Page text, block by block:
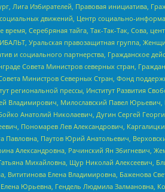
Избирателей, Правовая инициатива,
движений, Центр социально-
Серебряная тайга, Так-Так-Так, Сова,
Уральская правозащитная группа,
и социального партнерства, Гражданское
Совета Министров северных стран,
Министров Северных Стран, Фонд
региональной прессы, Институт Развития
Владимирович, Милославский Павел
Анатолий Николаевич, Дугин Сергей
Пономарев Лев Александрович,
Паутов Юрий Анатольевич,
Александровна, Рачинский Ян Збигневич,
Михайловна, Щур Николай Алексеевич,
Елена Владимировна, Баженова
Юрьевна, Гендель Людмила Залмановна,